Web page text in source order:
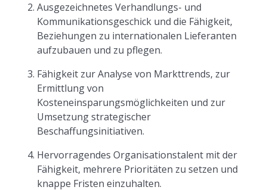
Ausgezeichnetes Verhandlungs- und
Kommunikationsgeschick und die Fähigkeit,
Beziehungen zu internationalen Lieferanten
aufzubauen und zu pflegen.
Fähigkeit zur Analyse von Markttrends, zur
Ermittlung von
Kosteneinsparungsmöglichkeiten und zur
Umsetzung strategischer
Beschaffungsinitiativen.
Hervorragendes Organisationstalent mit der
Fähigkeit, mehrere Prioritäten zu setzen und
knappe Fristen einzuhalten.